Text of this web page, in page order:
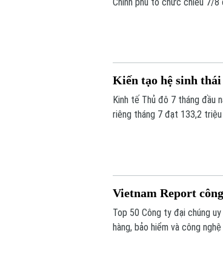
Kiến tạo hệ sinh
Kinh tế Thủ đô 7 tháng đầu
riêng tháng 7 đạt 133,2
Vietnam Report
Top 50 Công ty đại chúng
hàng, bảo hiểm và công